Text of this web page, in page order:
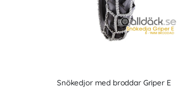
Snökedjor med broddar Griper E